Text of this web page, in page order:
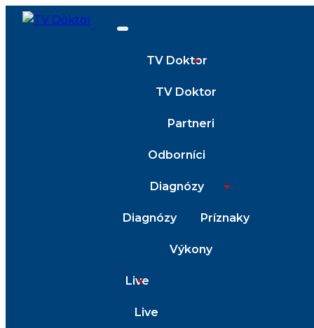
TV Doktor
TV Doktor
Partneri
Odborníci
Diagnózy
Diagnózy Príznaky
Výkony
Live
Live